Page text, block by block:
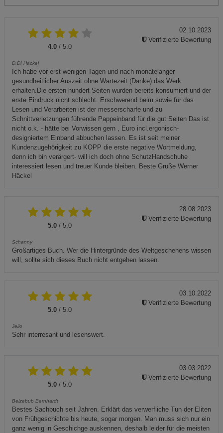
4.0 / 5.0
D.DI Häckel
Ich habe vor erst wenigen Tagen und nach monatelanger
gesundheitlicher Auszeit ohne Wartezeit (Danke) das Werk
erhalten.Die ersten hundert Seiten wurden bereits konsumiert und der
erste Eindruck nicht schlecht. Erschwerend beim sowie für das
Lesen und Verarbeiten ist der messerscharfe und zu
Schnittverletzungen führende Pappeinband für die gut Seiten Das ist
nicht o.k. - hätte bei Vorwissen gern , Euro incl.ergonisch-
designiertem Einband abbuchen lassen. Es ist seit meiner
Kundenzugehörigkeit zu KOPP die erste negative Wortmeldung,
denn ich bin verärgert- will ich doch ohne SchutzHandschuhe
interessiert lesen und treuer Kunde bleiben. Beste Grüße Werner
Häckel
02.10.2023
Verifizierte Bewertung
5.0 / 5.0
Schanny
Großartiges Buch. Wer die Hintergründe des Weltgeschehens wissen
will, sollte sich dieses Buch nicht entgehen lassen.
28.08.2023
Verifizierte Bewertung
5.0 / 5.0
Jello
Sehr interresant und lesenswert.
03.10.2022
Verifizierte Bewertung
5.0 / 5.0
Belzebub Bernhardt
Bestes Sachbuch seit Jahren. Erklärt das verwerfliche Tun der Eliten
von Frühgeschichte bis heute, sogar morgen. Man muss sich nur ein
ganz wenig in Geschichge auskennen, deshalb leider für die meisten
03.03.2022
Verifizierte Bewertung